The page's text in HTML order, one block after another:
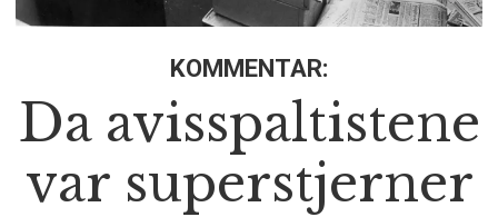
KOMMENTAR:
Da avisspaltistene
var superstjerner